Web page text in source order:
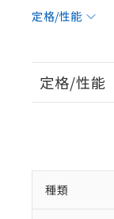
定格/性能
定格/性能
種類